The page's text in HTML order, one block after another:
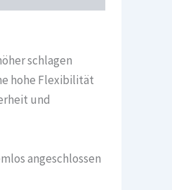
schlagen
hohe Flexibilität
und
angeschlossen